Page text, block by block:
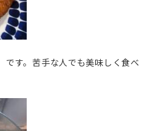
です。苦手な人でも美味しく食べ